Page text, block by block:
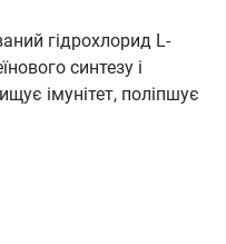
гідрохлорид L-
синтезу і
імунітет, поліпшує